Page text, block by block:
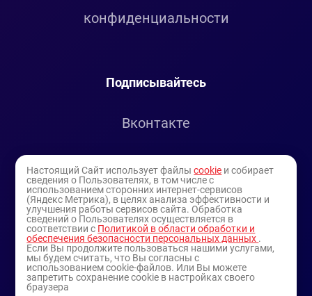
конфиденциальности
Подписывайтесь
Вконтакте
Youtube
Настоящий Сайт использует файлыcookie и собирает
сведения о Пользователях, в том числе с
использованием сторонних интернет-сервисов
(Яндекс Метрика), в целях анализа эффективности и
улучшения работы сервисов сайта. Обработка
сведений о Пользователях осуществляется в
соответствии с Политикой в области обработки и
обеспечения безопасности персональных данных .
Если Вы продолжите пользоваться нашими услугами,
мы будем считать, что Вы согласны с
использованием cookie-файлов. Или Вы можете
запретить сохранение cookie в настройках своего
браузера